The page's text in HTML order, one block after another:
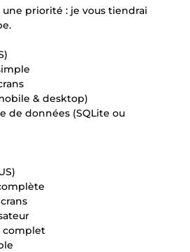
priorité : je vous tiendrai
& desktop)
de données (SQLite ou
complet